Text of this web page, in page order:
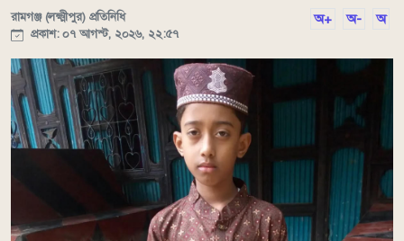
রামগঞ্জ (লক্ষ্মীপুর) প্রতিনিধি
প্রকাশ: ০৭ আগস্ট, ২০২৬, ২২:৫৭
অ+ অ- অ